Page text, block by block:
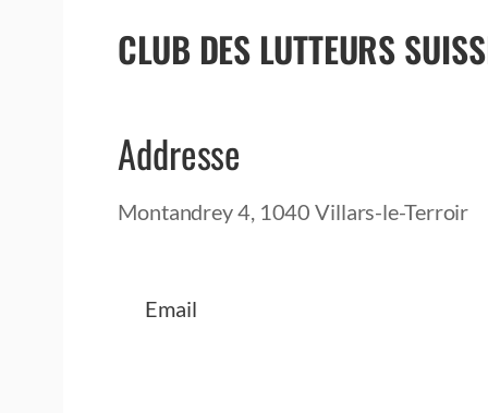
CLUB DES LUTTEURS
Addresse
Montandrey 4, 1040 Villars-le-Terroir
Email